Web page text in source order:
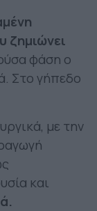
ζημιώνει
φάση ο
Στο γήπεδο
με την
και